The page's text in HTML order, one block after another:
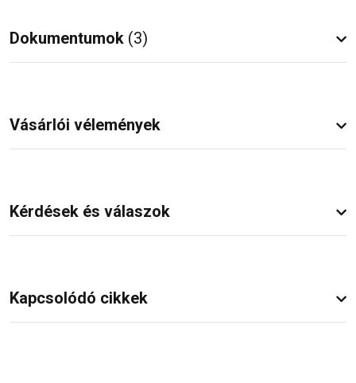
Dokumentumok (3)
Vásárlói vélemények
Kérdések és válaszok
Kapcsolódó cikkek